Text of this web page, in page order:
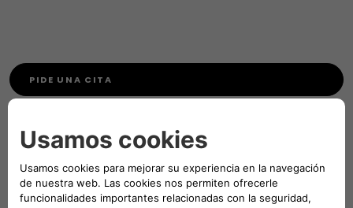
PIDE UNA CITA